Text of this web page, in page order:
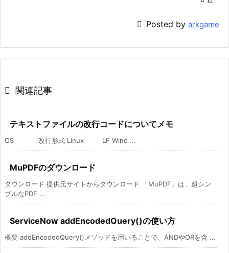
 Posted by arkgame
 関連記事
テキストファイルの改行コードについてメモ
OS 改行形式 Linux LF Wind ...
MuPDFのダウンロード
ダウンロード 提供元サイトからダウンロード 「MuPDF」は、超シン
プルなPDF ...
ServiceNow addEncodedQuery()の使い方
概要 addEncodedQuery()メソッドを用いることで、ANDやORを含 ...